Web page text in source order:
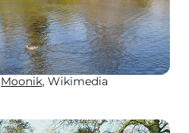
Moonik, Wikimedia